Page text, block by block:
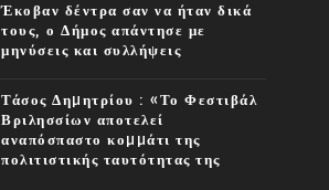
Έκοβαν δέντρα σαν να ήταν δικά
τους, ο Δήμος απάντησε με
μηνύσεις και συλλήψεις
Τάσος Δηµητρίου : «Το Φεστιβάλ
Βριλησσίων αποτελεί
αναπόσπαστο κοµµάτι της
πολιτιστικής ταυτότητας της